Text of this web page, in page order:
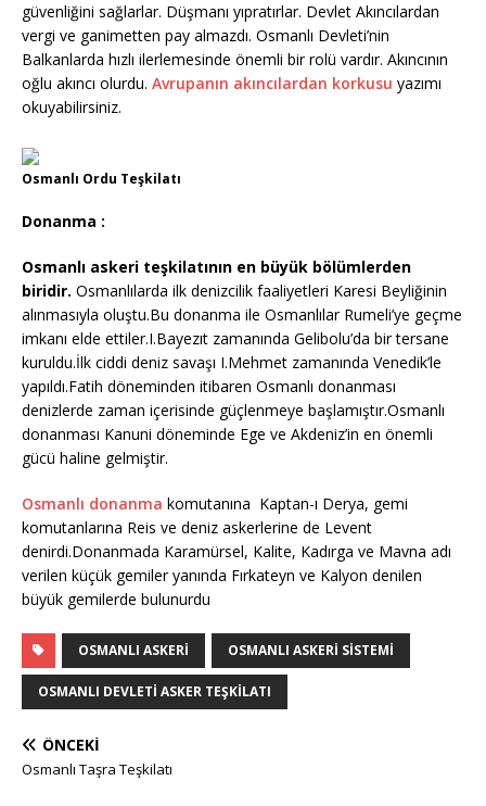
güvenliğini sağlarlar. Düşmanı yıpratırlar. Devlet Akıncılardan
vergi ve ganimetten pay almazdı. Osmanlı Devleti’nin
Balkanlarda hızlı ilerlemesinde önemli bir rolü vardır. Akıncının
oğlu akıncı olurdu. Avrupanın akıncılardan korkusu yazımı
okuyabilirsiniz.
Osmanlı Ordu Teşkilatı
Donanma :
Osmanlı askeri teşkilatının en büyük bölümlerden
biridir. Osmanlılarda ilk denizcilik faaliyetleri Karesi Beyliğinin
alınmasıyla oluştu.Bu donanma ile Osmanlılar Rumeli’ye geçme
imkanı elde ettiler.I.Bayezıt zamanında Gelibolu’da bir tersane
kuruldu.İlk ciddi deniz savaşı I.Mehmet zamanında Venedik’le
yapıldı.Fatih döneminden itibaren Osmanlı donanması
denizlerde zaman içerisinde güçlenmeye başlamıştır.Osmanlı
donanması Kanuni döneminde Ege ve Akdeniz’in en önemli
gücü haline gelmiştir.
Osmanlı donanma komutanına Kaptan-ı Derya, gemi
komutanlarına Reis ve deniz askerlerine de Levent
denirdi.Donanmada Karamürsel, Kalite, Kadırga ve Mavna adı
verilen küçük gemiler yanında Fırkateyn ve Kalyon denilen
büyük gemilerde bulunurdu
OSMANLI ASKERI OSMANLI ASKERI SISTEMI
OSMANLI DEVLETI ASKER TEŞKILATI
ÖNCEKI
Osmanlı Taşra Teşkilatı